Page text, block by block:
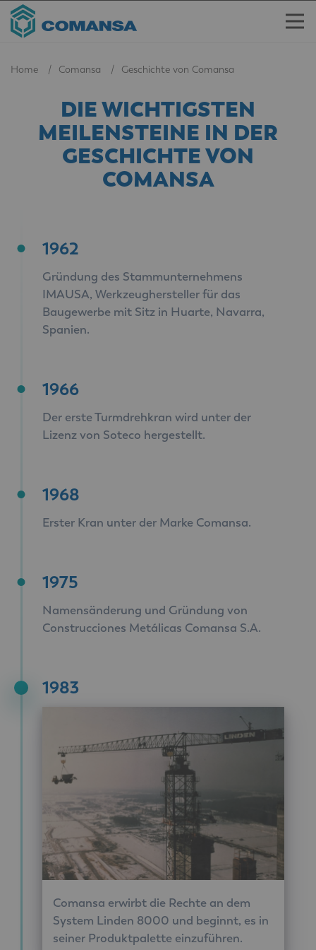
Home Comansa Geschichte von Comansa
DIE WICHTIGSTEN
MEILENSTEINE IN DER
GESCHICHTE VON
COMANSA
1962
Gründung des Stammunternehmens
IMAUSA, Werkzeughersteller für das
Baugewerbe mit Sitz in Huarte, Navarra,
Spanien.
1966
Der erste Turmdrehkran wird unter der
Lizenz von Soteco hergestellt.
1968
Erster Kran unter der Marke Comansa.
1975
Namensänderung und Gründung von
Construcciones Metálicas Comansa S.A.
1983
Comansa erwirbt die Rechte an dem
System Linden 8000 und beginnt, es in
seiner Produktpalette einzuführen.